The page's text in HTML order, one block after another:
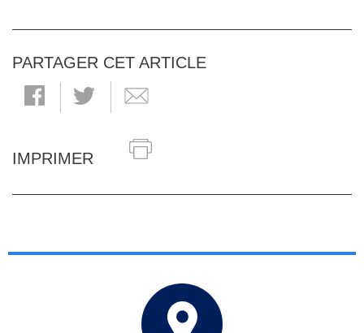
PARTAGER CET ARTICLE
IMPRIMER